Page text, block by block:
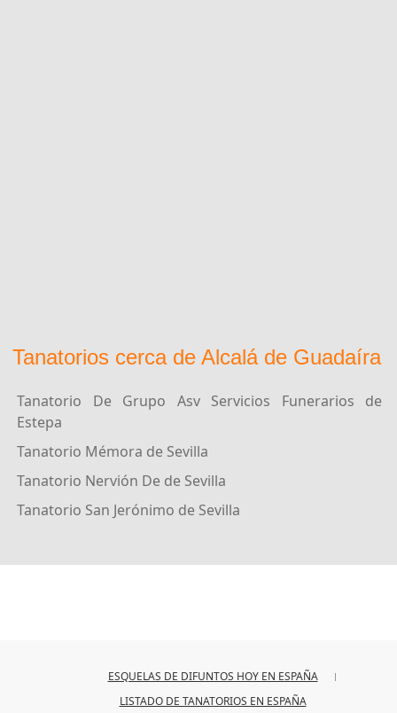
Tanatorios cerca de Alcalá de Guadaíra
Tanatorio De Grupo Asv Servicios Funerarios de
Estepa
Tanatorio Mémora de Sevilla
Tanatorio Nervión De de Sevilla
Tanatorio San Jerónimo de Sevilla
ESQUELAS DE DIFUNTOS HOY EN ESPAÑA
LISTADO DE TANATORIOS EN ESPAÑA